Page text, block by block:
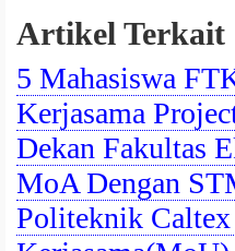
Artikel Terkait
5 Mahasiswa
Kerjasama
Dekan Fakultas
MoA Dengan
Politeknik